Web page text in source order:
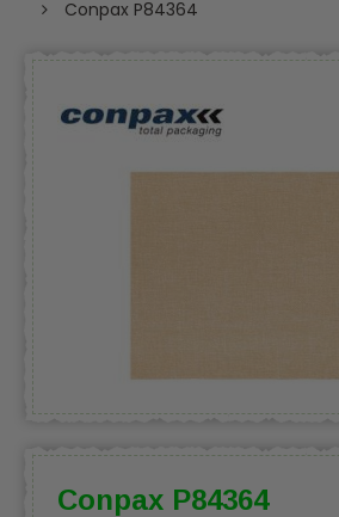
Conpax P84364
Conpax P84364